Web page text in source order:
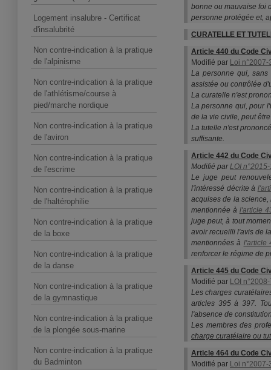
Logement insalubre - Certificat
d'insalubrité
Non contre-indication à la pratique
de l'alpinisme
Non contre-indication à la pratique
de l'athlétisme/course à
pied/marche nordique
Non contre-indication à la pratique
de l'aviron
Non contre-indication à la pratique
de l'escrime
Non contre-indication à la pratique
de l'haltérophilie
Non contre-indication à la pratique
de la boxe
Non contre-indication à la pratique
de la danse
Non contre-indication à la pratique
de la gymnastique
Non contre-indication à la pratique
de la plongée sous-marine
Non contre-indication à la pratique
du Badminton
bonne ou mauvaise foi
personne protégée et,
CURATELLE ET
Article 440 du Code
Modifié par Loi
La personne qui,
assistée ou contrôlée
La curatelle n'est
La personne qui, pour
de la vie civile, peut
La tutelle n'est
suffisante.
Article 442 du Code
Modifié parLOI
Le juge peut
l'intéressé décrite à
acquises de la
mentionnée à l'article
juge peut, à tout
avoir recueilli l'avis de
mentionnées à l'article
renforcer le régime de
Article 445 du Code
Modifié par LOI
Les charges
articles 395 à 397.
l'absence de
Les membres des
charge curatélaire ou
Article 464 du Code
Modifié par Loi